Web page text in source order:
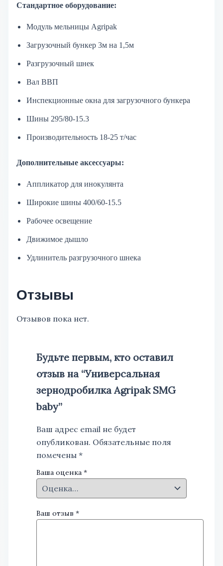
Стандартное оборудование:
Модуль мельницы Agripak
Загрузочный бункер 3м на 1,5м
Разгрузочный шнек
Вал ВВП
Инспекционные окна для загрузочного бункера
Шины 295/80-15.3
Производительность 18-25 т/час
Дополнительные аксессуары:
Аппликатор для инокулянта
Широкие шины 400/60-15.5
Рабочее освещение
Движимое дышло
Удлинитель разгрузочного шнека
Отзывы
Отзывов пока нет.
Будьте первым, кто оставил
отзыв на “Универсальная
зернодробилка Agripak SMG
baby”
Ваш адрес email не будет
опубликован. Обязательные поля
помечены *
Ваша оценка *
Ваш отзыв *